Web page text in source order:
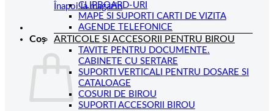
Înapoi la magazin
Coș
CLIPBOARD-URI
MAPE SI SUPORTI CARTI DE VIZITA
AGENDE TELEFONICE
ARTICOLE SI ACCESORII PENTRU BIROU
TAVITE PENTRU DOCUMENTE.
CABINETE CU SERTARE
SUPORTI VERTICALI PENTRU DOSARE SI
CATALOAGE
COSURI DE BIROU
SUPORTI ACCESORII BIROU